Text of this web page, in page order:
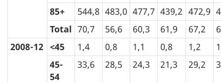
85+ 544,8 483,0 477,7 439,2 472,9
Total 70,7 56,6 60,3 61,9 67,2
2008-12 <45 1,4 0,8 1,1 0,8 1,2
45-
54
33,6 28,5 24,3 21,3 29,2